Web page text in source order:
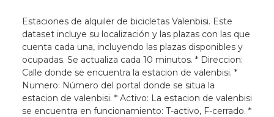
Estaciones de alquiler de bicicletas Valenbisi. Este
dataset incluye su localización y las plazas con las que
cuenta cada una, incluyendo las plazas disponibles y
ocupadas. Se actualiza cada 10 minutos. * Direccion:
Calle donde se encuentra la estacion de valenbisi. *
Numero: Número del portal donde se situa la
estacion de valenbisi. * Activo: La estacion de valenbisi
se encuentra en funcionamiento: T-activo, F-cerrado. *